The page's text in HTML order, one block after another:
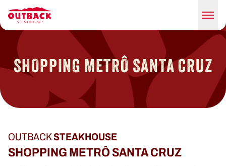
SHOPPING METRÔ SANTA CRUZ
OUTBACKSTEAKHOUSE
SHOPPING METRÔ SANTA CRUZ